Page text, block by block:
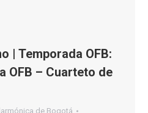
| Temporada OFB:
OFB – Cuarteto de
de Bogotá